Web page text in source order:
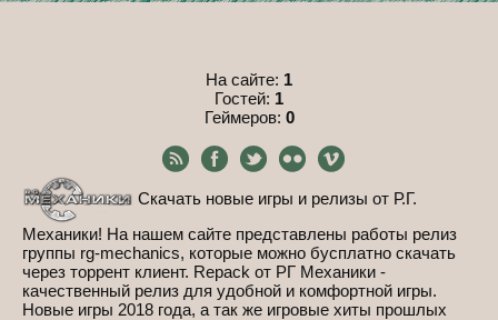
На сайте: 1
Гостей: 1
Геймеров: 0
Скачать новые игры и релизы от Р.Г.
Механики! На нашем сайте представлены работы релиз
группы rg-mechanics, которые можно бусплатно скачать
через торрент клиент. Repack от РГ Механики -
качественный релиз для удобной и комфортной игры.
Новые игры 2018 года, а так же игровые хиты прошлых